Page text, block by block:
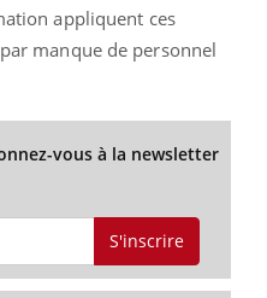
appliquent ces
manque de personnel
vous à la newsletter
S'inscrire